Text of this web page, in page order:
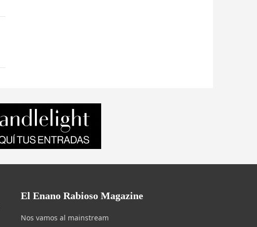
El Enano Rabioso Magazine
Nos vamos al mainstream